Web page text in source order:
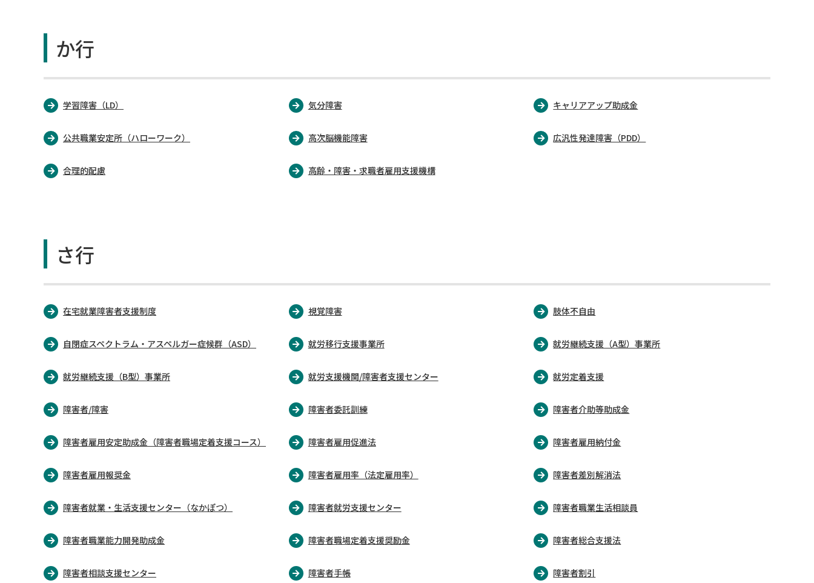
か行
学習障害（LD） 気分障害 キャリアアップ助成金
公共職業安定所（ハローワーク） 高次脳機能障害 広汎性発達障害（PDD）
合理的配慮 高齢・障害・求職者雇用支援機構
さ行
在宅就業障害者支援制度 視覚障害 肢体不自由
自閉症スペクトラム・アスペルガー症候群（ASD） 就労移行支援事業所 就労継続支援（A型）事業所
就労継続支援（B型）事業所 就労支援機関/障害者支援センター 就労定着支援
障害者/障害 障害者委託訓練 障害者介助等助成金
障害者雇用安定助成金（障害者職場定着支援コース） 障害者雇用促進法 障害者雇用納付金
障害者雇用報奨金 障害者雇用率（法定雇用率） 障害者差別解消法
障害者就業・生活支援センター（なかぽつ） 障害者就労支援センター 障害者職業生活相談員
障害者職業能力開発助成金 障害者職場定着支援奨励金 障害者総合支援法
障害者相談支援センター 障害者手帳 障害者割引